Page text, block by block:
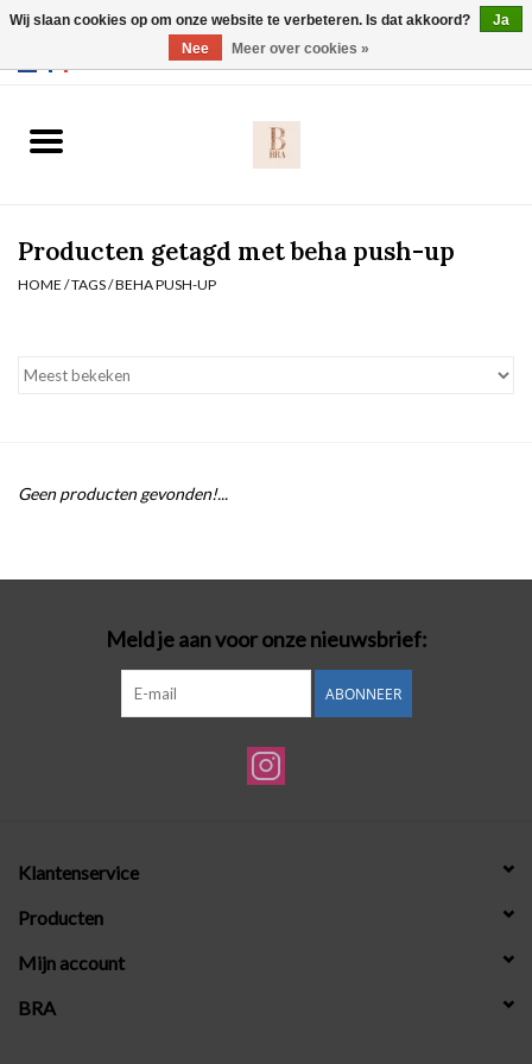
Slip
Nachtmode
Badmode
Lingerie-accessoires
Cadeaubonnen
Producten getagd met beha push-up
HOME /TAGS/BEHA PUSH-UP
Geen producten gevonden!...
Meld je aan voor onze nieuwsbrief:
ABONNEER
Klantenservice
Producten
Mijn account
BRA
Wij slaan cookies op om onze website te verbeteren. Is dat akkoord?
Ja
Nee
Meer over cookies »
Webshop werkt met EU maten. .